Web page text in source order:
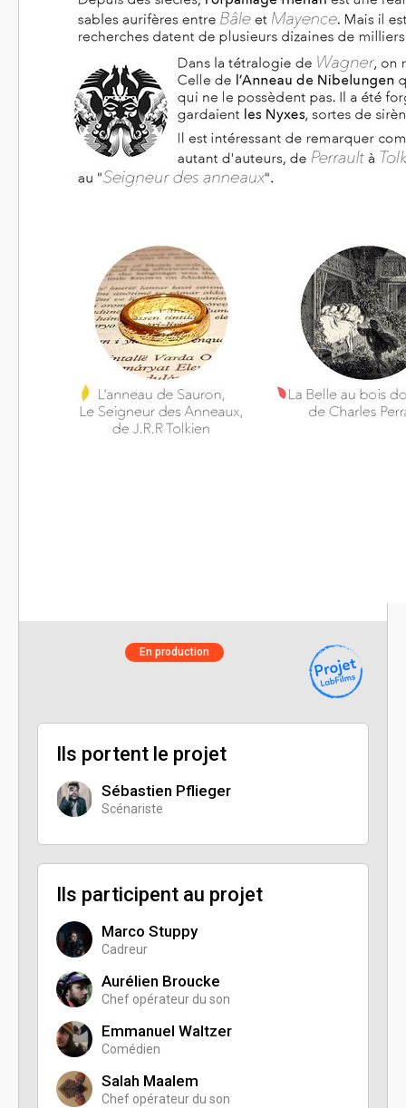
En production
Ils portent le projet
Sébastien Pflieger
Scénariste
Ils participent au projet
Marco Stuppy
Cadreur
Aurélien Broucke
Chef opérateur du son
Emmanuel Waltzer
Comédien
Salah Maalem
Chef opérateur du son